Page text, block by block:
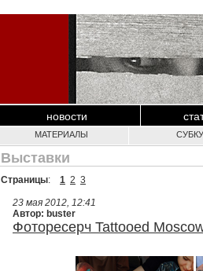
новости
МАТЕРИАЛЫ
Выставки
Страницы: 1 2 3
23 мая 2012, 12:41
Автор: buster
Фоторесерч Tattooed